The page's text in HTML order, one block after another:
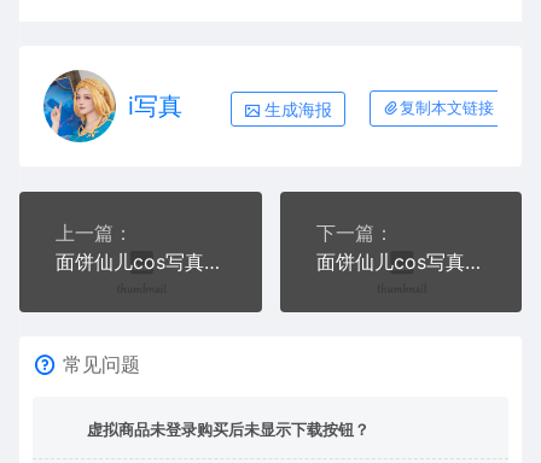
i写真 生成海报 复制本文链接
上一篇：
面饼仙儿cos写真合集九
下一篇：
面饼仙儿cos写真合集十一
常见问题
虚拟商品未登录购买后未显示下载按钮？